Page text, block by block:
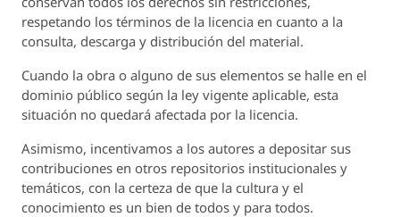
respetando los términos de la licencia en cuanto a la
consulta, descarga y distribución del material.
Cuando la obra o alguno de sus elementos se halle en el
dominio público según la ley vigente aplicable, esta
situación no quedará afectada por la licencia.
Asimismo, incentivamos a los autores a depositar sus
contribuciones en otros repositorios institucionales y
temáticos, con la certeza de que la cultura y el
conocimiento es un bien de todos y para todos.